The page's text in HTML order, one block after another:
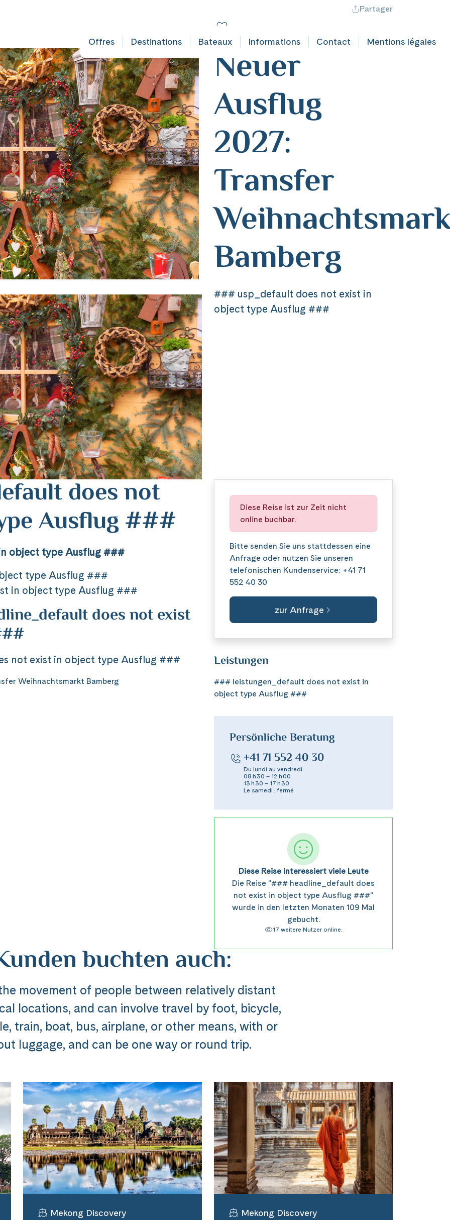
Offres Destinations Bateaux Informations Contact Mentions légales
Partager
Messenger
WhatsApp
per E-Mail senden
Deutschland
Neuer
Ausflug
2027:
Transfer
Bamberg
### usp_default does not exist in
object type Ausflug ###
does not
Ausflug ###
object type Ausflug ###
type Ausflug ###
in object type Ausflug ###
does not exist
not exist in object type Ausflug ###
does not exist in
###
Weihnachtsmarkt Bamberg
Diese Reise ist zur Zeit nicht
online buchbar.
Bitte senden Sie uns stattdessen eine
Anfrage oder nutzen Sie unseren
telefonischen Kundenservice: +41 71
552 40 30
zur Anfrage
Leistungen
### leistungen_default does not exist in
object type Ausflug ###
Persönliche Beratung
+41 71 552 40 30
Du lundi au vendredi :
08 h 30 – 12 h 00
13 h 30 – 17 h 30
Le samedi : fermé
Diese Reise interessiert viele Leute
Die Reise "### headline_default does
not exist in object type Ausflug ###"
wurde in den letzten Monaten 109 Mal
gebucht.
17 weitere Nutzer online.
buchten auch:
movement of people between relatively distant
locations, and can involve travel by foot, bicycle,
train, boat, bus, airplane, or other means, with or
luggage, and can be one way or round trip.
Mekong Discovery Mekong Discovery